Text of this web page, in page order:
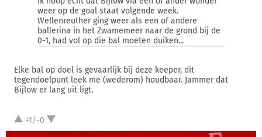
weer op de goal staat volgende week.
Wellenreuther ging weer als een of andere
ballerina in het Zwamemeer naar de grond bij de
0-1, had vol op die bal moeten duiken...
Elke bal op doel is gevaarlijk bij deze keeper, dit
tegendoelpunt leek me (wederom) houdbaar. Jammer dat
Bijlow er lang uit ligt.
+1/-0